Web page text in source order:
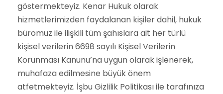
göstermekteyiz. Kenar Hukuk olarak
hizmetlerimizden faydalanan kişiler dahil, hukuk
büromuz ile ilişkili tüm şahıslara ait her türlü
kişisel verilerin 6698 sayılı Kişisel Verilerin
Korunması Kanunu’na uygun olarak işlenerek,
muhafaza edilmesine büyük önem
atfetmekteyiz. İşbu Gizlilik Politikası ile tarafınıza